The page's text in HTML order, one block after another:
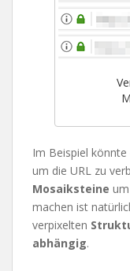
Im Beispiel
um die URL zu
Mosaiksteine
machen ist
verpixelten
abhängig.